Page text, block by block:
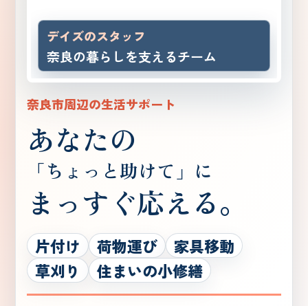
デイズのスタッフ
奈良の暮らしを支えるチーム
奈良市周辺の生活サポート
あなたの
「ちょっと助けて」に
まっすぐ応える。
片付け 荷物運び
家具移動
草刈り
住まいの小修繕